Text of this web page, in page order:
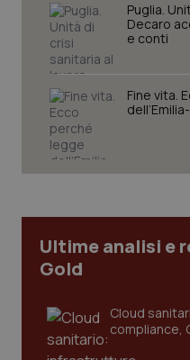
Puglia.
Decaro
e conti
Fine vita.
Ultime analisi e
Gold
Cloud
compliance,
Necessari
I cookie necessari
sito web abilitandone
navigazione sulle
protette del sito. Il sito
funzionare
Nome